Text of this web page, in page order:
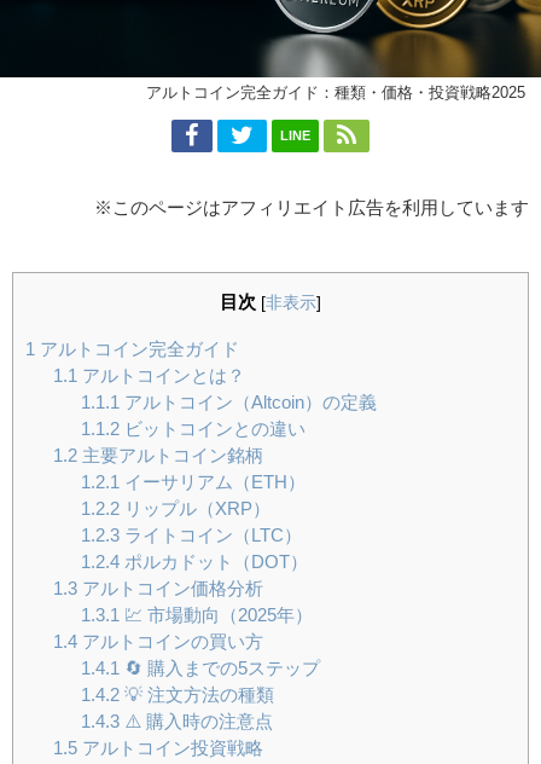
アルトコイン完全ガイド：種類・価格・投資戦略2025
LINE
※このページはアフィリエイト広告を利用しています
目次 [非表示]
1 アルトコイン完全ガイド
1.1 アルトコインとは？
1.1.1 アルトコイン（Altcoin）の定義
1.1.2ビットコインとの違い
1.2主要アルトコイン銘柄
1.2.1 イーサリアム（ETH）
1.2.2リップル（XRP）
1.2.3ライトコイン（LTC）
1.2.4ポルカドット（DOT）
1.3アルトコイン価格分析
1.3.1
💹 市場動向（2025年）
1.4アルトコインの買い方
1.4.1
🔄 購入までの5ステップ
1.4.2💡 注文方法の種類
1.4.3⚠️ 購入時の注意点
1.5アルトコイン投資戦略